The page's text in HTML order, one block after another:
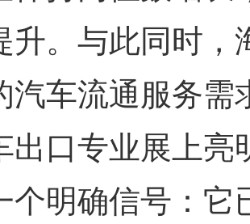
升。与此同时
汽车流通服务需
出口专业展上亮
个明确信号：